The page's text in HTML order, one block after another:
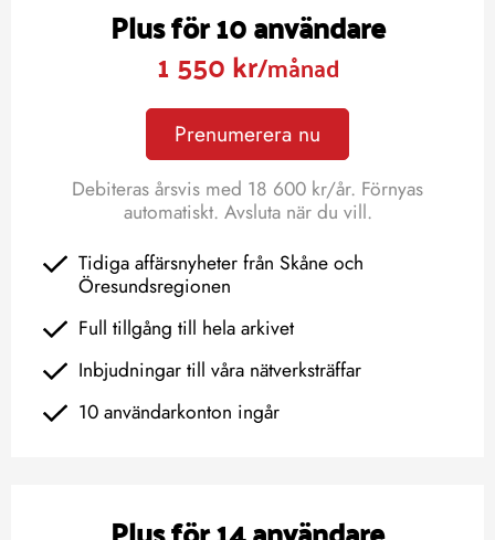
Plus för 10 användare
1 550 kr/månad
Prenumerera nu
Debiteras årsvis med 18 600 kr/år. Förnyas
automatiskt. Avsluta när du vill.
Tidiga affärsnyheter från Skåne och
Öresundsregionen
Full tillgång till hela arkivet
Inbjudningar till våra nätverksträffar
10 användarkonton ingår